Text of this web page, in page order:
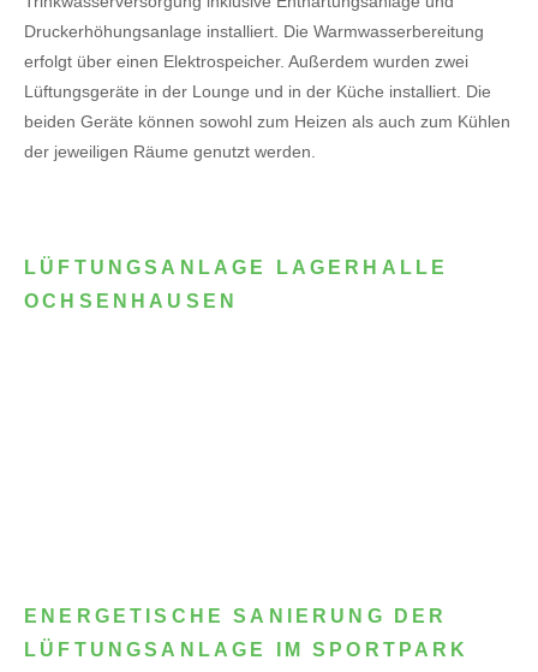
Druckerhöhungsanlage installiert. Die Warmwasserbereitung
erfolgt über einen Elektrospeicher. Außerdem wurden zwei
Lüftungsgeräte in der Lounge und in der Küche installiert. Die
beiden Geräte können sowohl zum Heizen als auch zum Kühlen
der jeweiligen Räume genutzt werden.
LÜFTUNGSANLAGE LAGERHALLE
OCHSENHAUSEN
ENERGETISCHE SANIERUNG DER
LÜFTUNGSANLAGE IM SPORTPARK